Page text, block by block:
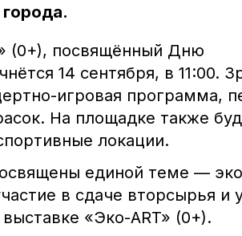
(0+), посвящённый Дню
14 сентября, в 11:00.
игровая программа,
На площадке также
локации.
единой теме —
в сдаче вторсырья и
«Эко-ART» (0+).